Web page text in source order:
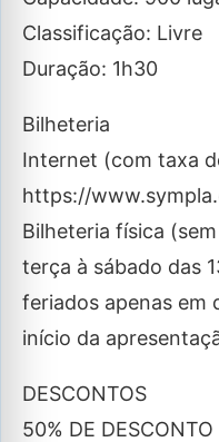
Classificação: Livre
Duração: 1h30
Bilheteria
Internet (com taxa
https://
Bilheteria física
terça à sábado das
feriados apenas em
início da
DESCONTOS
50% DE